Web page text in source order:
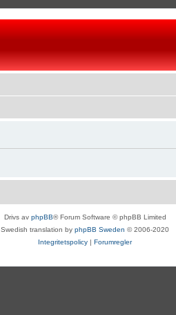
Drivs av phpBB® Forum Software © phpBB Limited
Swedish translation by phpBB Sweden © 2006-2020
Integritetspolicy | Forumregler